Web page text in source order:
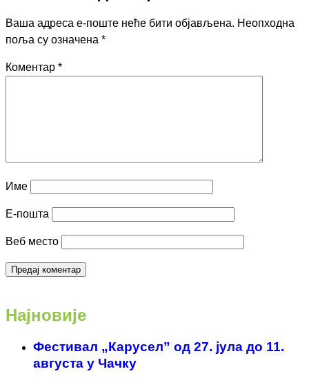
Ваша адреса е-поште неће бити објављена. Неопходна
поља су означена *
Коментар *
Име
Е-пошта
Веб место
Најновије
Фестивал „Карусел” од 27. јула до 11.
августа у Чачку